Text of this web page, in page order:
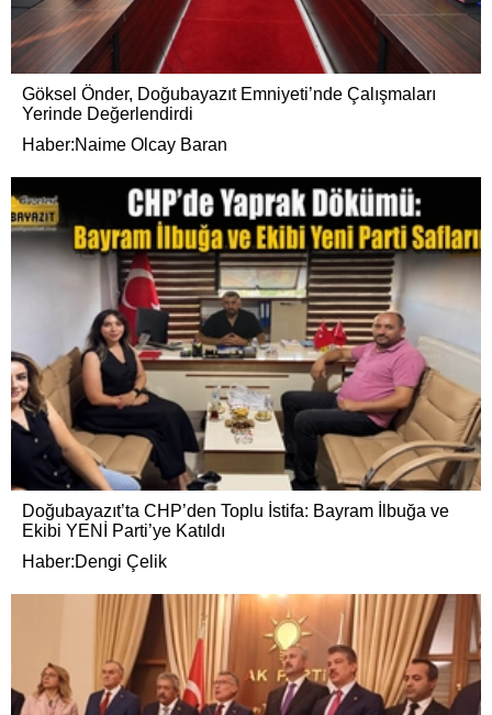
Göksel Önder, Doğubayazıt Emniyeti’nde Çalışmaları
Yerinde Değerlendirdi
Haber:Naime Olcay Baran
Doğubayazıt’ta CHP’den Toplu İstifa: Bayram İlbuğa ve
Ekibi YENİ Parti’ye Katıldı
Haber:Dengi Çelik